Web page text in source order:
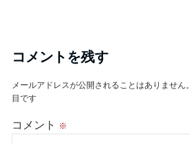
コメントを残す
メールアドレスが公開されることはありません。
目です
コメント ※